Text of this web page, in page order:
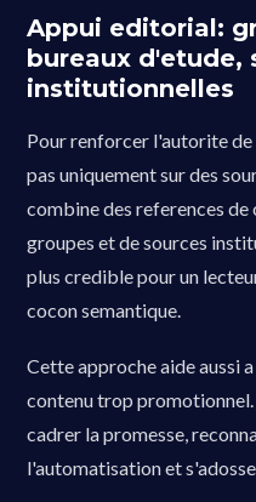
Appui editorial:
bureaux d'etude,
institutionnelles
Pour renforcer l'autorite de
pas uniquement sur des
combine des references de
groupes et de sources
plus credible pour un
cocon semantique.
Cette approche aide aussi
contenu trop
cadrer la promesse,
l'automatisation et